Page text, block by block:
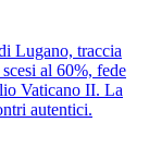
Lugano, traccia
al 60%, fede
Vaticano II. La
autentici.